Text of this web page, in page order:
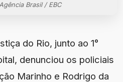
Brasil / EBC
do Rio, junto ao 1°
denunciou os policiais
Marinho e Rodrigo da